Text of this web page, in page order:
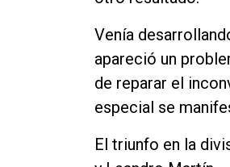
Venía
apareció un
de reparar el
especial se
El triunfo en la